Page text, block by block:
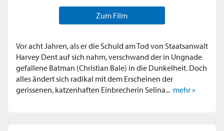
Zum Film
Vor acht Jahren, als er die Schuld am Tod von Staatsanwalt
Harvey Dent auf sich nahm, verschwand der in Ungnade
gefallene Batman (Christian Bale) in die Dunkelheit. Doch
alles ändert sich radikal mit dem Erscheinen der
gerissenen, katzenhaften Einbrecherin Selina... mehr »